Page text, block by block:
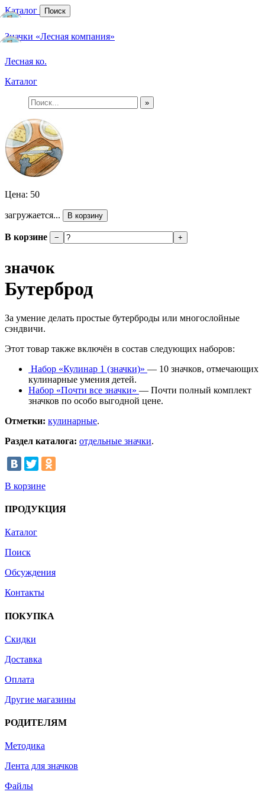
Каталог Поиск
Значки «Лесная компания»
Лесная ко.
Каталог
»
Цена: 50
загружается... В корзину
В корзине − +
значок
Бутерброд
За умение делать простые бутерброды или многослойные
сэндвичи.
Этот товар также включён в состав следующих наборов:
Набор «Кулинар 1 (значки)» — 10 значков, отмечающих
кулинарные умения детей.
Набор «Почти все значки» — Почти полный комплект
значков по особо выгодной цене.
Отметки: кулинарные.
Раздел каталога: отдельные значки.
В корзине
ПРОДУКЦИЯ
Каталог
Поиск
Обсуждения
Контакты
ПОКУПКА
Скидки
Доставка
Оплата
Другие магазины
РОДИТЕЛЯМ
Методика
Лента для значков
Файлы